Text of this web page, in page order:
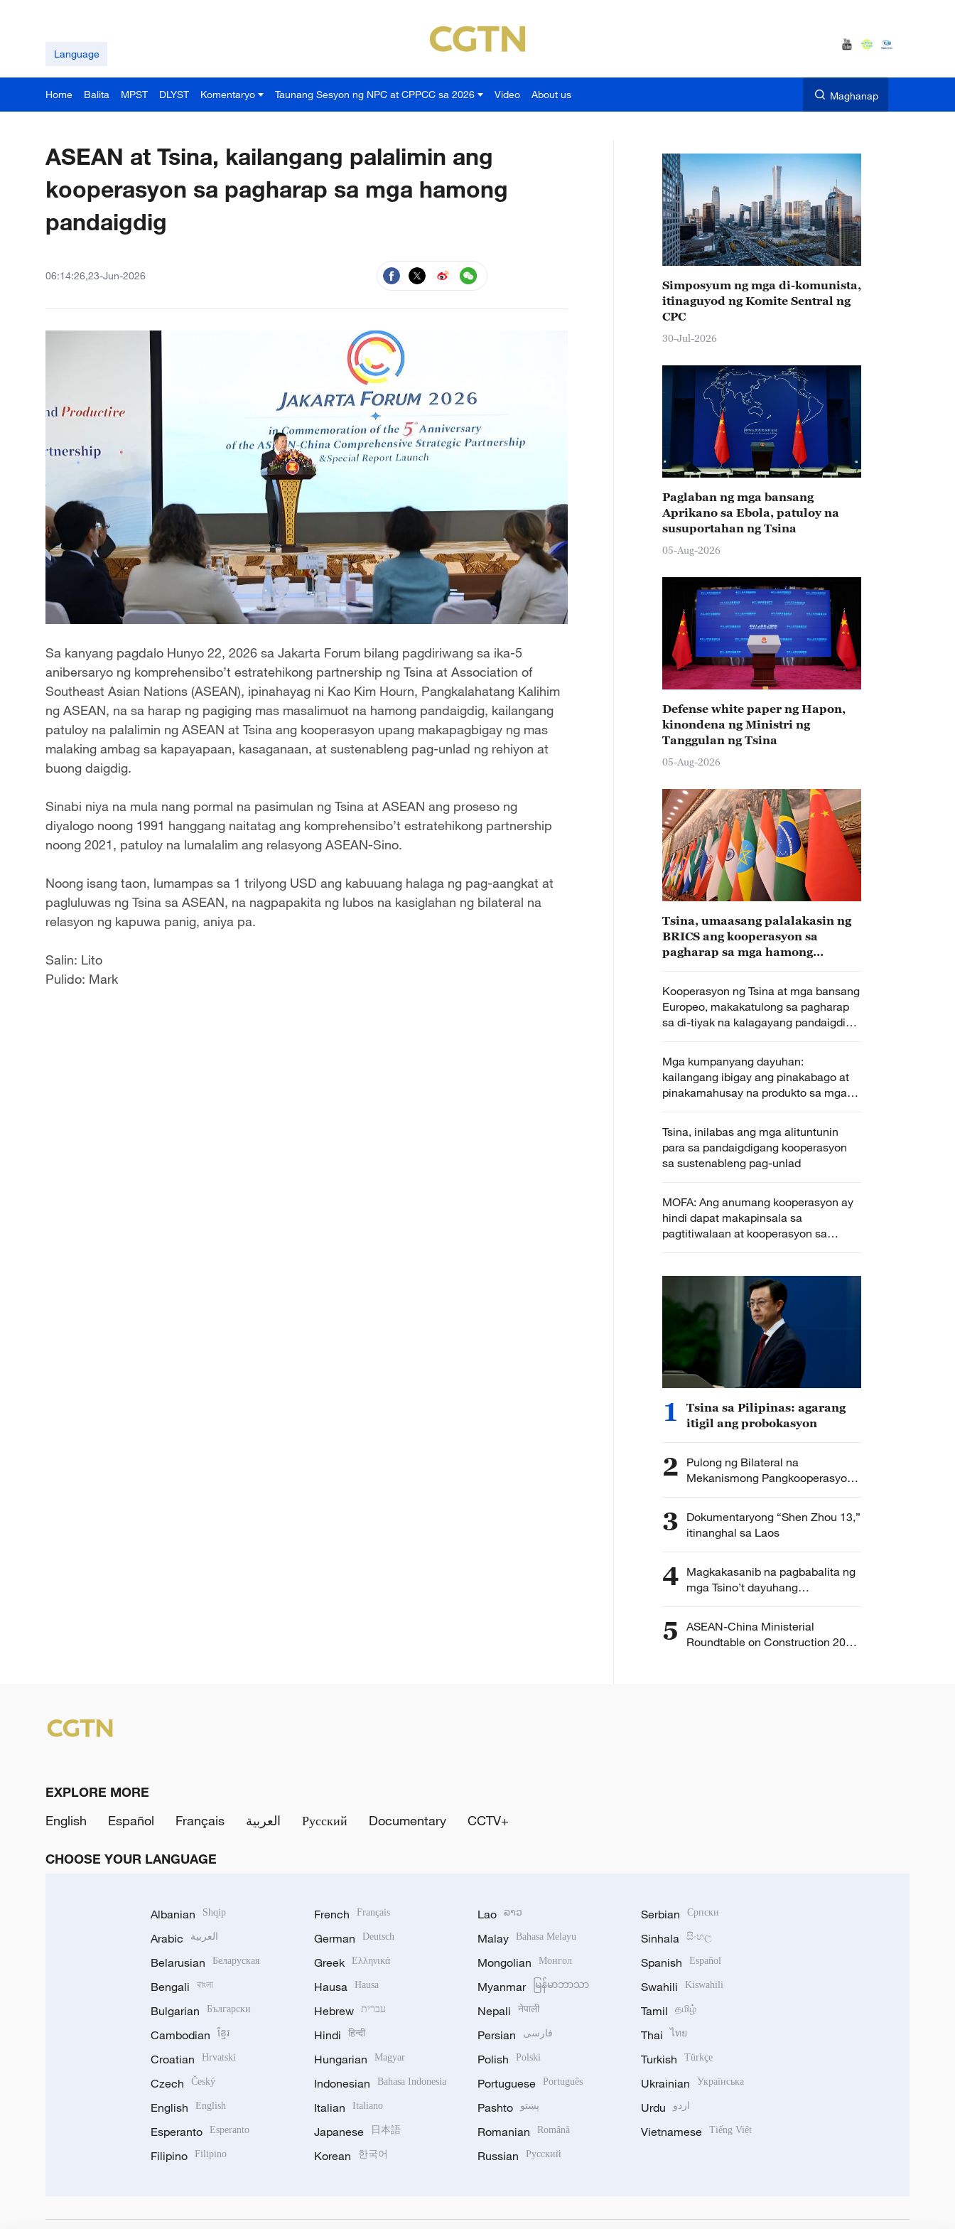
Language
Home Balita MPST DLYST Komentaryo Taunang Sesyon ng NPC at CPPCC sa 2026 Video About us Maghanap
ASEAN at Tsina, kailangang palalimin ang
kooperasyon sa pagharap sa mga hamong
pandaigdig
06:14:26,23-Jun-2026
Sa kanyang pagdalo Hunyo 22, 2026 sa Jakarta Forum bilang pagdiriwang sa ika-5
anibersaryo ng komprehensibo’t estratehikong partnership ng Tsina at Association of
Southeast Asian Nations (ASEAN), ipinahayag ni Kao Kim Hourn, Pangkalahatang Kalihim
ng ASEAN, na sa harap ng pagiging mas masalimuot na hamong pandaigdig, kailangang
patuloy na palalimin ng ASEAN at Tsina ang kooperasyon upang makapagbigay ng mas
malaking ambag sa kapayapaan, kasaganaan, at sustenableng pag-unlad ng rehiyon at
buong daigdig.
Sinabi niya na mula nang pormal na pasimulan ng Tsina at ASEAN ang proseso ng
diyalogo noong 1991 hanggang naitatag ang komprehensibo’t estratehikong partnership
noong 2021, patuloy na lumalalim ang relasyong ASEAN-Sino.
Noong isang taon, lumampas sa 1 trilyong USD ang kabuuang halaga ng pag-aangkat at
pagluluwas ng Tsina sa ASEAN, na nagpapakita ng lubos na kasiglahan ng bilateral na
relasyon ng kapuwa panig, aniya pa.
Salin: Lito
Pulido: Mark
Simposyum ng mga di-komunista,
itinaguyod ng Komite Sentral ng
CPC
30-Jul-2026
Paglaban ng mga bansang
Aprikano sa Ebola, patuloy na
susuportahan ng Tsina
05-Aug-2026
Defense white paper ng Hapon,
kinondena ng Ministri ng
Tanggulan ng Tsina
05-Aug-2026
Tsina, umaasang palalakasin ng
BRICS ang kooperasyon sa
pagharap sa mga hamong
Kooperasyon ng Tsina at mga bansang
Europeo, makakatulong sa pagharap
sa di-tiyak na kalagayang pandaigdig –
sarbey ng CGTN
Mga kumpanyang dayuhan:
kailangang ibigay ang pinakabago at
pinakamahusay na produkto sa mga
mamimiling Tsino
Tsina, inilabas ang mga alituntunin
para sa pandaigdigang kooperasyon
sa sustenableng pag-unlad
MOFA: Ang anumang kooperasyon ay
hindi dapat makapinsala sa
pagtitiwalaan at kooperasyon sa
pagitan ng mga bansa sa rehiyong ito
1
Tsina sa Pilipinas: agarang
itigil ang probokasyon
2
Pulong ng Bilateral na
Mekanismong Pangkooperasyon
ng Tsina at Singapore, gaganapin
3
Dokumentaryong “Shen Zhou 13,”
itinanghal sa Laos
4 Magkakasanib na pagbabalita ng
mga Tsino’t dayuhang
mamamahayag sa Hainan,
5
ASEAN-China Ministerial
Roundtable on Construction 2025,
EXPLORE MORE
English
Español Français العربية Русский Documentary CCTV+
CHOOSE YOUR LANGUAGE
Albanian Shqip
Arabic العربية
Belarusian Беларуская
Bengali বাংলা
Bulgarian Български
Cambodian ខ្មែរ
Croatian Hrvatski
Czech Český
English English
Esperanto Esperanto
Filipino Filipino
French Français
German Deutsch
Greek Ελληνικά
Hausa Hausa
Hebrew עברית
Hindi हिन्दी
Hungarian Magyar
Indonesian Bahasa Indonesia
Italian Italiano
Japanese 日本語
Korean 한국어
Lao ລາວ
Malay Bahasa Melayu
Mongolian Монгол
Myanmar မြန်မာဘာသာ
Nepali नेपाली
Persian فارسی
Polish Polski
Portuguese Português
Pashto پښتو
Romanian Română
Russian Русский
Serbian Српски
Sinhala සිංහල
Spanish Español
Swahili Kiswahili
Tamil தமிழ்
Thai ไทย
Turkish Türkçe
Ukrainian Українська
Urdu اردو
Vietnamese Tiếng Việt